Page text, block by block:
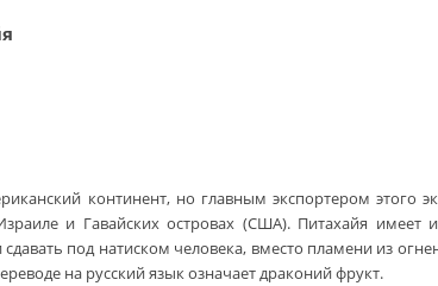
континент, но главным экспортером
и Гавайских островах (США). Питахайя
под натиском человека, вместо пламени из
на русский язык означает драконий фрукт.